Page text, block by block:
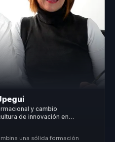
y cambio
de innovación en
organizaciones.
una sólida formación